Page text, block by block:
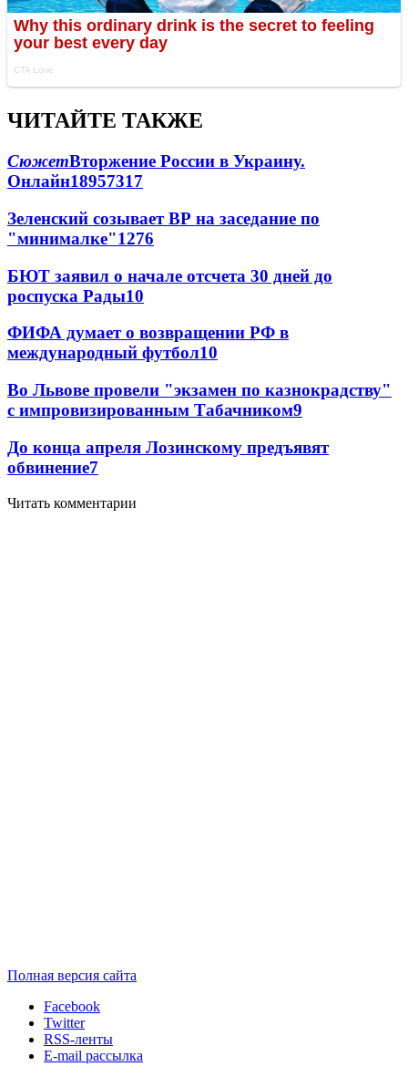
ЧИТАЙТЕ ТАКЖЕ
СюжетВторжение России в Украину.
Онлайн18957317
Зеленский созывает ВР на заседание по
"минималке"1276
БЮТ заявил о начале отсчета 30 дней до
роспуска Рады10
ФИФА думает о возвращении РФ в
международный футбол10
Во Львове провели "экзамен по казнокрадству"
с импровизированным Табачником9
До конца апреля Лозинскому предъявят
обвинение7
Читать комментарии
Полная версия сайта
Facebook
Twitter
RSS-ленты
E-mail рассылка